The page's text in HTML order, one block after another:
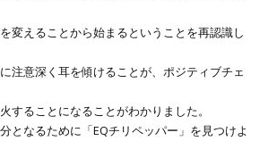
変えることから始まるということを再認識し
注意深く耳を傾けることが、ポジティブチェ
することになることがわかりました。
となるために「EQチリペッパー」を見つけよ